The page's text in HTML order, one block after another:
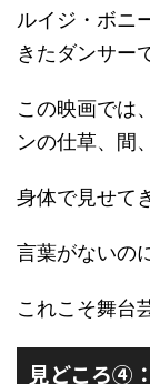
ルイジ・ボニ
きたダンサー
この映画では
ンの仕草、間
身体で見せて
言葉がないの
これこそ舞台
見どころ④